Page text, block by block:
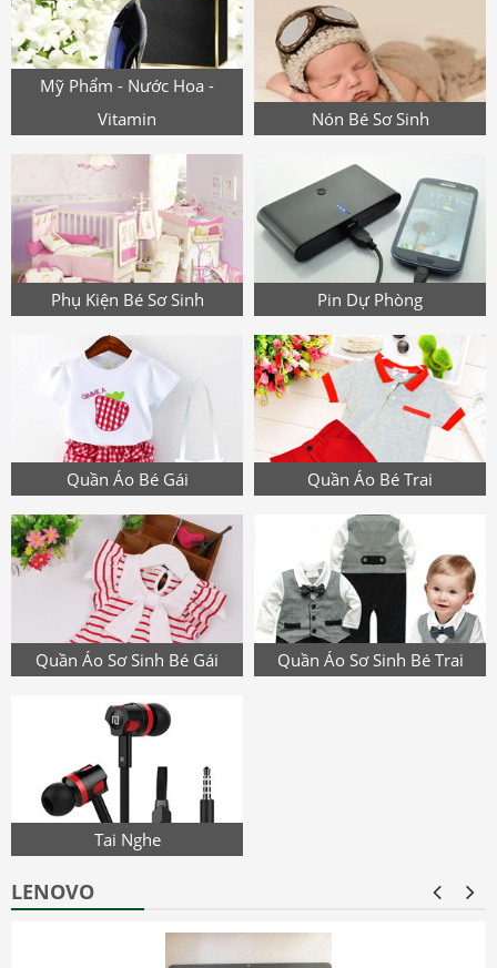
Mỹ Phẩm - Nước Hoa -
Vitamin
Nón Bé Sơ Sinh
Phụ Kiện Bé Sơ Sinh Pin Dự Phòng
Quần Áo Bé Gái Quần Áo Bé Trai
Quần Áo Sơ Sinh Bé Gái Quần Áo Sơ Sinh Bé Trai
Tai Nghe
LENOVO